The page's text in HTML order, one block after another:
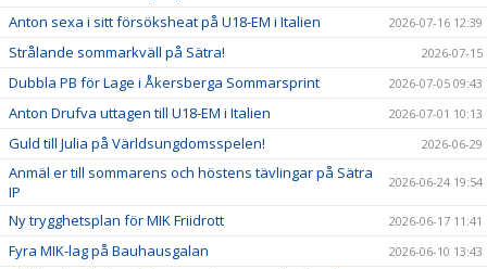
Anton sexa i sitt försöksheat på U18-EM i Italien 2026-07-16 12:39
Strålande sommarkväll på Sätra! 2026-07-15
Dubbla PB för Lage i Åkersberga Sommarsprint 2026-07-05 09:43
Anton Drufva uttagen till U18-EM i Italien 2026-07-01 10:13
Guld till Julia på Världsungdomsspelen! 2026-06-29
Anmäl er till sommarens och höstens tävlingar på Sätra
IP
2026-06-24 19:54
Ny trygghetsplan för MIK Friidrott 2026-06-17 11:41
Fyra MIK-lag på Bauhausgalan 2026-06-10 13:43